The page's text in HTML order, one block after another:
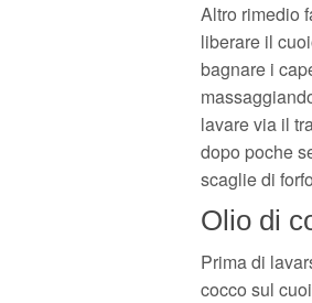
Altro rimedio
liberare il
bagnare i
lavare via il
dopo poche
scaglie di
Olio di
Prima di
cocco sul